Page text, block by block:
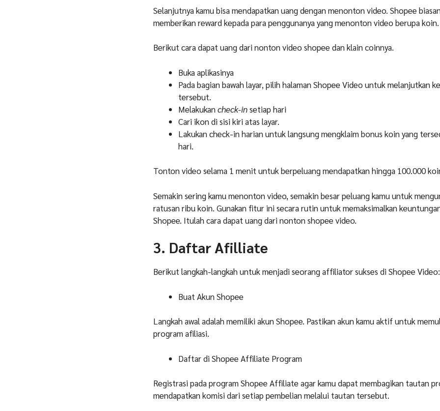
Selanjutnya kamu bisa mendapatkan uang dengan menonton video. Shopee
memberikan reward kepada para penggunanya yang menonton video berupa koin.
Berikut cara dapat uang dari nonton video shopee dan klain coinnya.
Buka aplikasinya
Pada bagian bawah layar, pilih halaman Shopee Video untuk melanjutkan
tersebut.
Melakukancheck-insetiap hari
Cari ikon di sisi kiri atas layar.
Lakukan check-in harian untuk langsung mengklaim bonus koin yang
hari.
Tonton video selama 1 menit untuk berpeluang mendapatkan hingga 100.000
Semakin sering kamu menonton video, semakin besar peluang kamu untuk
ratusan ribu koin. Gunakan fitur ini secara rutin untuk memaksimalkan
Shopee. Itulahcara dapat uang dari nonton shopee video.
3. Daftar Afilliate
Berikut langkah-langkah untuk menjadi seorang affiliator sukses di Shopee Video:
Buat Akun Shopee
Langkah awal adalah memiliki akun Shopee. Pastikan akun kamu aktif untuk
program afiliasi.
Daftar di Shopee Affiliate Program
Registrasi pada program Shopee Affiliate agar kamu dapat membagikan tautan
mendapatkan komisi dari setiap pembelian melalui tautan tersebut.